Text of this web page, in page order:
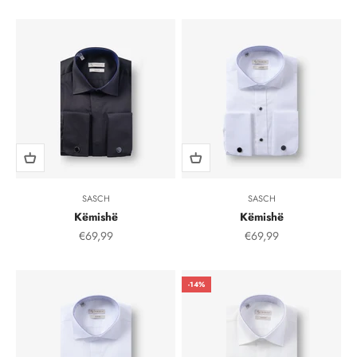
SASCH
Këmishë
Çmimi i shitjes, çmimi i shitjeve
€69,99
SASCH
Këmishë
Çmimi i shitjes, çmimi
€69,99
-14%